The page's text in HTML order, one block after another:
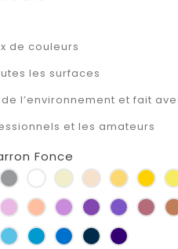
de couleurs
les surfaces
l’environnement et fait
et les amateurs
Fonce
Gris BlancIvoireBeigeJaune
Paille
Rose
Clair
Rose
Saumon
Lavande
VioletLilasLie
de
BleuTurquoise
BleuBleuBleu